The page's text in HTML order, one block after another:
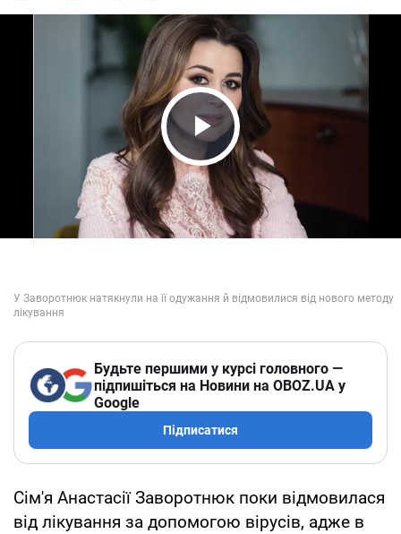
Play Video
Будьте першими у курсі головного —
підпишіться на Новини на OBOZ.UA у
Google
Підписатися
Сім'я Анастасії Заворотнюк поки відмовилася
від лікування за допомогою вірусів, адже в